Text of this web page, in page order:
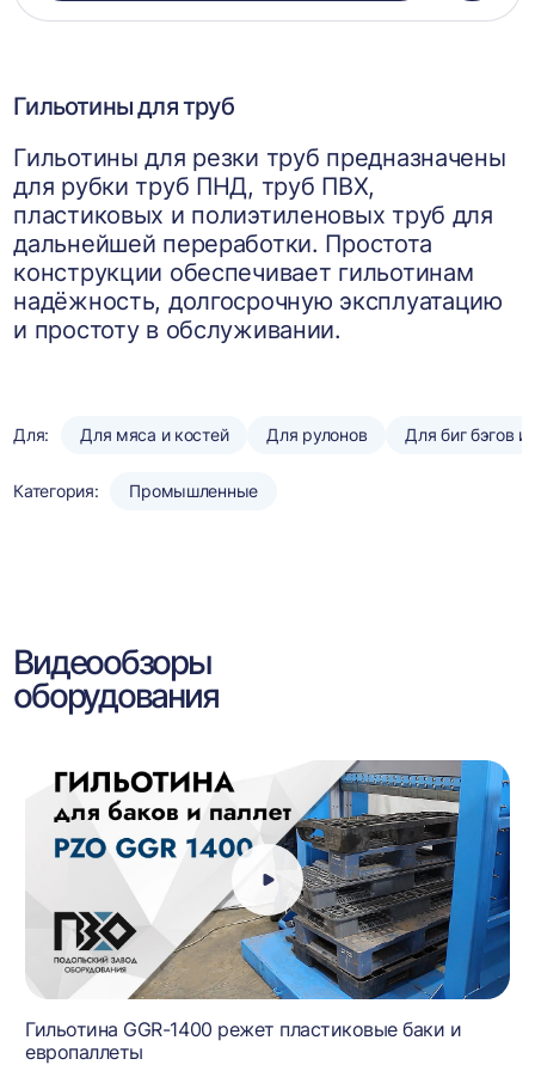
Гильотины для труб
Гильотины для резки труб предназначены
для рубки труб ПНД, труб ПВХ,
пластиковых и полиэтиленовых труб для
дальнейшей переработки. Простота
конструкции обеспечивает гильотинам
надёжность, долгосрочную эксплуатацию
и простоту в обслуживании.
Для: Для мяса и костей Для рулонов Для биг бэгов
Категория: Промышленные
Видеообзоры
оборудования
Гильотина GGR-1400 режет пластиковые баки и
европаллеты